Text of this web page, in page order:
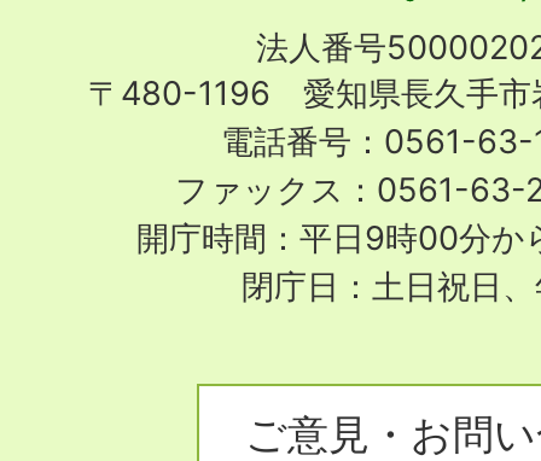
City
法人番号
〒480-1196 愛知県長久手市
電話番号：0561-63-
ファックス：0561-63-
開庁時間：平日9時00分
閉庁日：土日祝日
ご意見・お問